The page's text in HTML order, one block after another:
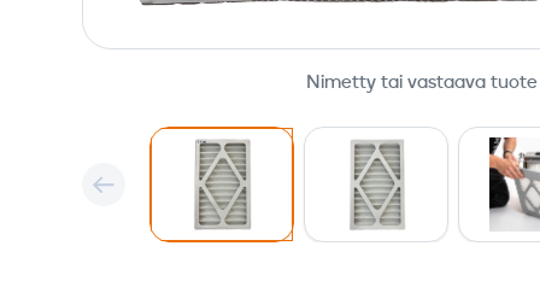
Nimetty tai vastaava tuote